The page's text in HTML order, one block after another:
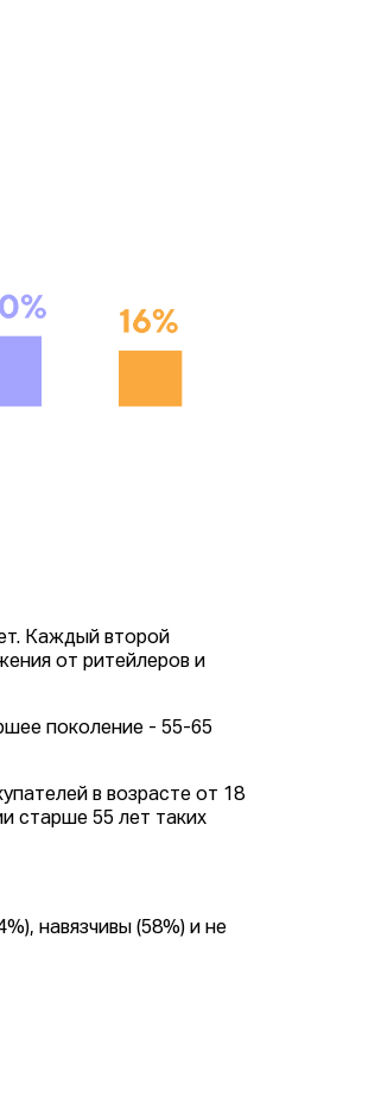
Каждый второй
от ритейлеров и
поколение - 55-65
в возрасте от 18
старше 55 лет таких
навязчивы (58%) и не